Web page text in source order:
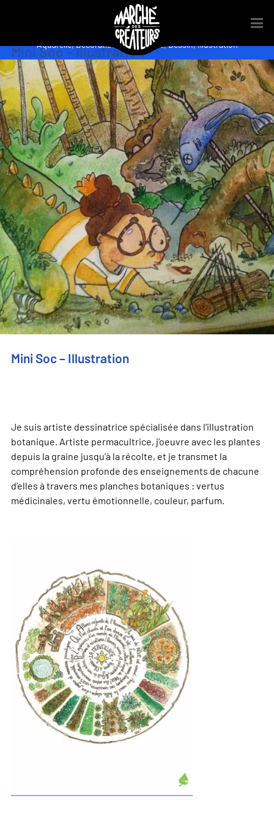
Mini Soc – Illustration
Aquarelle,Décoration ,Découverte,Dessin,Illustration
Mini Soc – Illustration
Je suis artiste dessinatrice spécialisée dans l’illustration
botanique. Artiste permacultrice, j’oeuvre avec les plantes
depuis la graine jusqu’à la récolte, et je transmet la
compréhension profonde des enseignements de chacune
d’elles à travers mes planches botaniques : vertus
médicinales, vertu émotionnelle, couleur, parfum.